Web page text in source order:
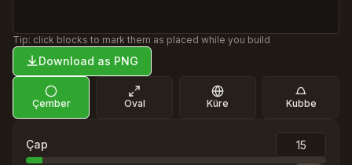
Tip: click blocks to mark them as placed while you build
Download as PNG
Çember Oval Küre Kubbe
Çap